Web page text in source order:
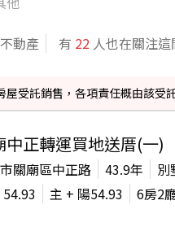
動產 有 22 人也在關注這
受託銷售，各項責任概由該受
中正轉運買地送厝(一)
關廟區中正路 43.9年
別
54.93 主 + 陽54.93 6房2